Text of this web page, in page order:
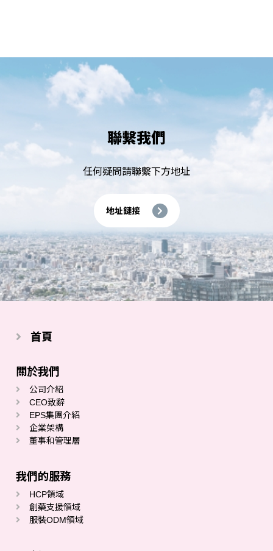
聯繫我們
任何疑問請聯繫下方地址
地址鏈接
首頁
關於我們
公司介紹
CEO致辭
EPS集團介紹
企業架構
董事和管理層
我們的服務
HCP領域
創藥支援領域
服裝ODM領域